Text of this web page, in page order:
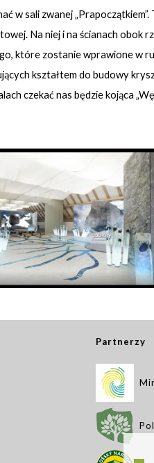
w sali zwanej
Na niej i na ścianach obok
które zostanie wprawione w
kształtem do budowy
czekać nas będzie kojąca
Partnerzy